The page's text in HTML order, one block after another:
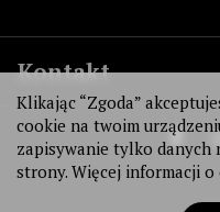
Kontakt
Klikając “Zgoda”
cookie na twoim
zapisywanie tylko danych
strony. Więcej informacji o